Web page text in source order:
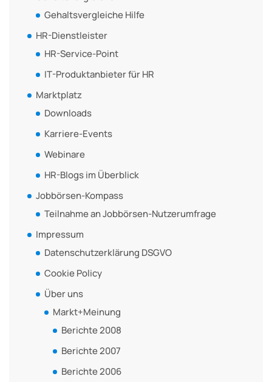
Gehaltsvergleiche Hilfe
HR-Dienstleister
HR-Service-Point
IT-Produktanbieter für HR
Marktplatz
Downloads
Karriere-Events
Webinare
HR-Blogs im Überblick
Jobbörsen-Kompass
Teilnahme an Jobbörsen-Nutzerumfrage
Impressum
Datenschutzerklärung DSGVO
Cookie Policy
Über uns
Markt+Meinung
Berichte 2008
Berichte 2007
Berichte 2006